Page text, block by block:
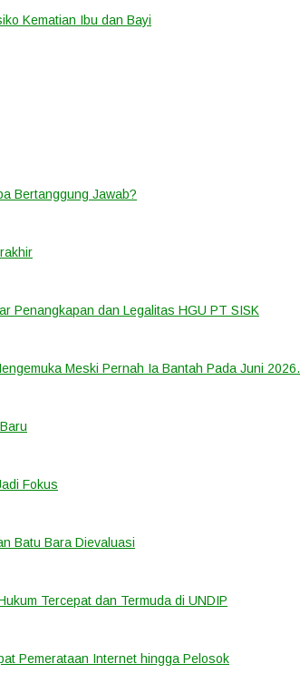
Kematian Ibu dan Bayi
Bertanggung Jawab?
Penangkapan dan Legalitas HGU PT SISK
Meski Pernah Ia Bantah Pada Juni 2026.
Fokus
Batu Bara Dievaluasi
Tercepat dan Termuda di UNDIP
Pemerataan Internet hingga Pelosok